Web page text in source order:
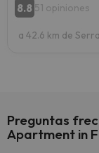
8.8 51 opiniones
a 42.6 km de
Preguntas
Apartment in